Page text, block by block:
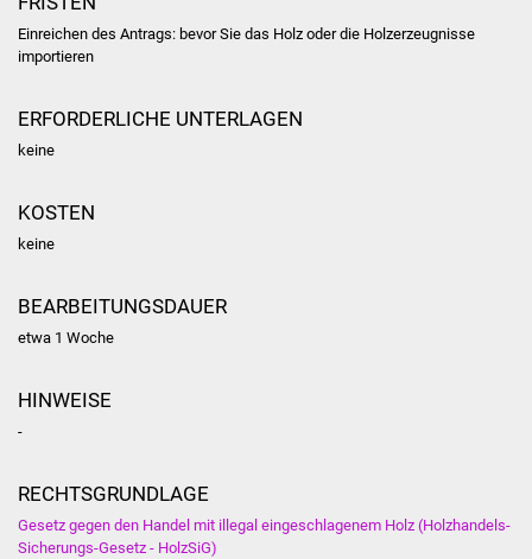
Kirchen
Einreichen des Antrags: bevor Sie das Holz oder die Holzerzeugnisse
importieren
ERFORDERLICHE UNTERLAGEN
keine
KOSTEN
keine
BEARBEITUNGSDAUER
etwa 1 Woche
HINWEISE
-
RECHTSGRUNDLAGE
Gesetz gegen den Handel mit illegal eingeschlagenem Holz (Holzhandels-
Sicherungs-Gesetz - HolzSiG)